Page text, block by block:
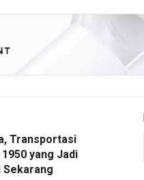
Transportasi
yang Jadi
Sekarang